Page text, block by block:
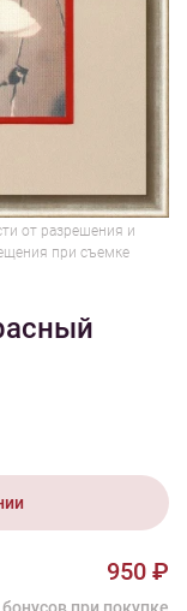
незначительно
от разрешения и
при съемке
950 ₽